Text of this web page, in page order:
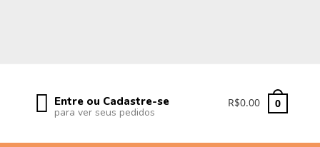
Entre ou Cadastre-se
para ver seus pedidos
R$0.00 0